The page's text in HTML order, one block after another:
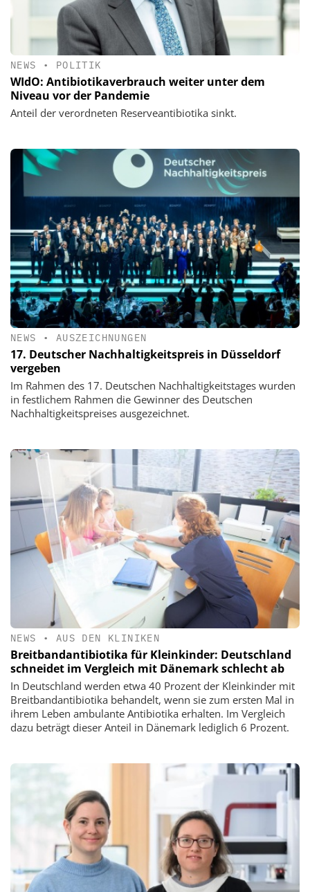
NEWS • POLITIK
WIdO: Antibiotikaverbrauch weiter unter dem
Niveau vor der Pandemie
Anteil der verordneten Reserveantibiotika sinkt.
NEWS • AUSZEICHNUNGEN
17. Deutscher Nachhaltigkeitspreis in Düsseldorf
vergeben
Im Rahmen des 17. Deutschen Nachhaltigkeitstages wurden
in festlichem Rahmen die Gewinner des Deutschen
Nachhaltigkeitspreises ausgezeichnet.
NEWS • AUS DEN KLINIKEN
Breitbandantibiotika für Kleinkinder: Deutschland
schneidet im Vergleich mit Dänemark schlecht ab
In Deutschland werden etwa 40 Prozent der Kleinkinder mit
Breitbandantibiotika behandelt, wenn sie zum ersten Mal in
ihrem Leben ambulante Antibiotika erhalten. Im Vergleich
dazu beträgt dieser Anteil in Dänemark lediglich 6 Prozent.